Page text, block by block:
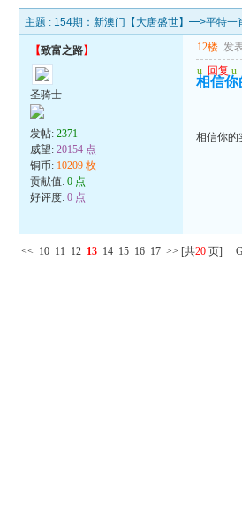
主题 : 154期：新澳门【大唐盛世】━>平特一
【致富之路】
圣骑士
发帖:2371
威望:20154 点
铜币: 10209 枚
贡献值:0 点
好评度:0 点
12楼 发
u 回复 u
相信你
相信你的
<< 10 11 12 13 14 15 16 17 >> [共20 页]